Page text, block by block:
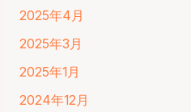
2025年4月
2025年3月
2025年1月
2024年12月